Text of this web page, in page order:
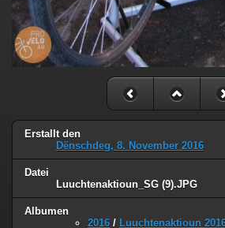
Erstallt den
Dënschdeg, 8. November 2016
Datei
Luuchtenaktioun_SG (9).JPG
Albumen
2016 / Luuchtenaktioun